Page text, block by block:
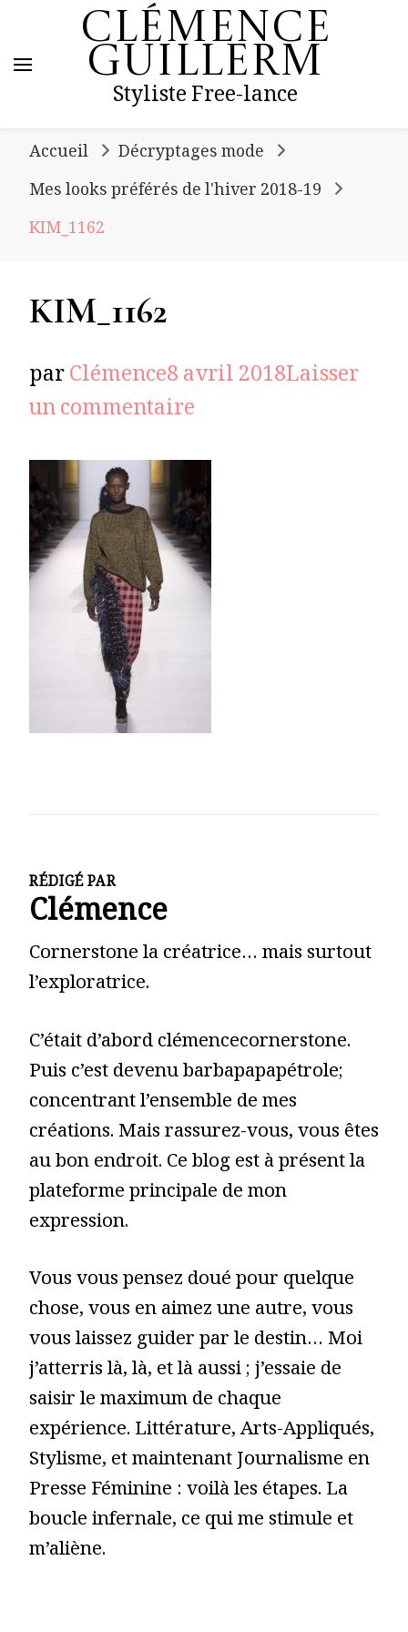
Clémence
Guillerm
Styliste Free-lance
Accueil
Décryptages mode
Mes looks préférés de l'hiver 2018-19
KIM_1162
KIM_1162
parClémence8 avril 2018Laisser
un commentaire
RÉDIGÉ PAR
Clémence
Cornerstone la créatrice… mais surtout
l’exploratrice.
C’était d’abord clémencecornerstone.
Puis c’est devenu barbapapapétrole;
concentrant l’ensemble de mes
créations. Mais rassurez-vous, vous êtes
au bon endroit. Ce blog est à présent la
plateforme principale de mon
expression.
Vous vous pensez doué pour quelque
chose, vous en aimez une autre, vous
vous laissez guider par le destin… Moi
j’atterris là, là, et là aussi ; j’essaie de
saisir le maximum de chaque
expérience. Littérature, Arts-Appliqués,
Stylisme, et maintenant Journalisme en
Presse Féminine : voilà les étapes. La
boucle infernale, ce qui me stimule et
m’aliène.